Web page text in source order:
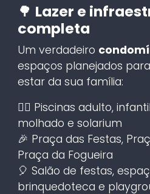
🌳 Lazer e
completa
Um verdadeiro
espaços planejados
estar da sua família:
🏊‍♂️ Piscinas adulto,
molhado e solarium
🎉 Praça das Festas,
Praça da Fogueira
🎈 Salão de festas,
brinquedoteca e